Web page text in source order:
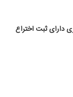
دارای ثبت اختراع